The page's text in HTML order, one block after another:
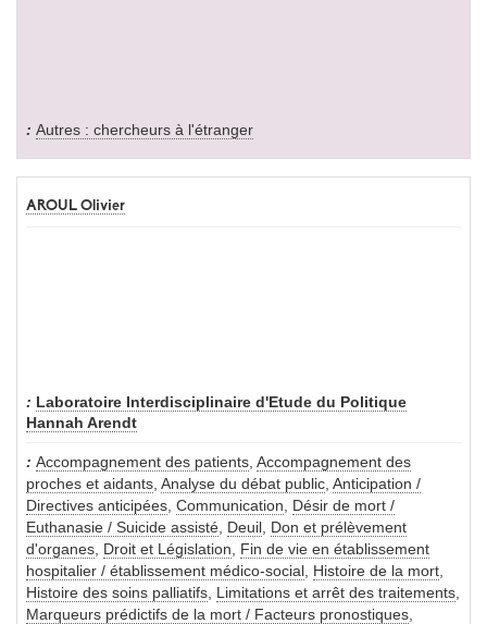
Autres : chercheurs à l'étranger
AROUL Olivier
Laboratoire Interdisciplinaire d'Etude du Politique
Hannah Arendt
Accompagnement des patients Accompagnement des
proches et aidants Analyse du débat public Anticipation /
Directives anticipées Communication
Désir de mort /
Euthanasie / Suicide assisté
Deuil
Don et prélèvement
d'organes
Droit et Législation
Fin de vie en établissement
hospitalier / établissement médico-social
Histoire de la mort
Histoire des soins palliatifs
Limitations et arrêt des traitements
Marqueurs prédictifs de la mort / Facteurs pronostiques